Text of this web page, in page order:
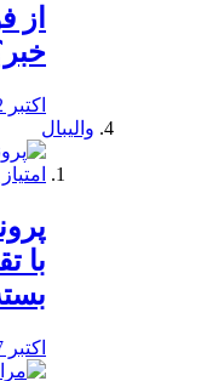
از
اکتبر 12, 2019
والیبال
با
اکتبر 17, 2019